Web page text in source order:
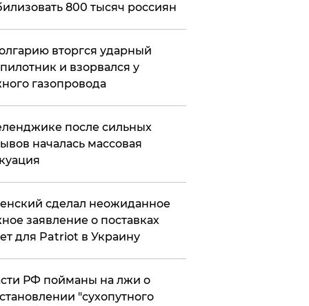
800 тысяч россиян
вторгся ударный
и взорвался у
газопровода
после сильных
началась массовая
сделал неожиданное
заявление о поставках
для Patriot в Украину
РФ пойманы на лжи о
"сухопутного